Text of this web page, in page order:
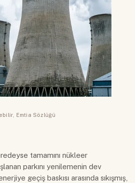
Emtia Sözlüğü
tamamını nükleer
parkını yenilemenin dev
geçiş baskısı arasında sıkışmış,